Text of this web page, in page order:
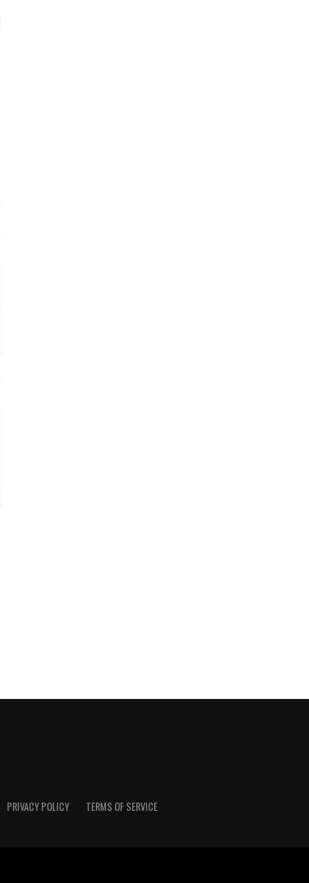
PRIVACY POLICY TERMS OF SERVICE